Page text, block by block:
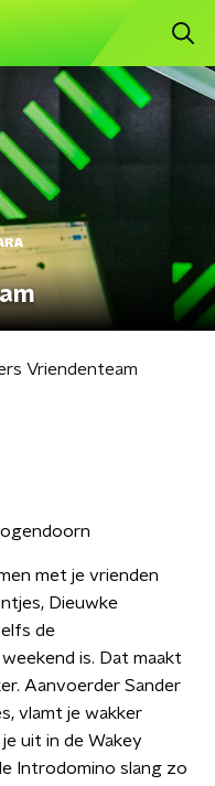
Vriendenteam
met je vrienden
Dieuwke
de
is. Dat maakt
Aanvoerder Sander
vlamt je wakker
uit in de Wakey
Introdomino slang zo